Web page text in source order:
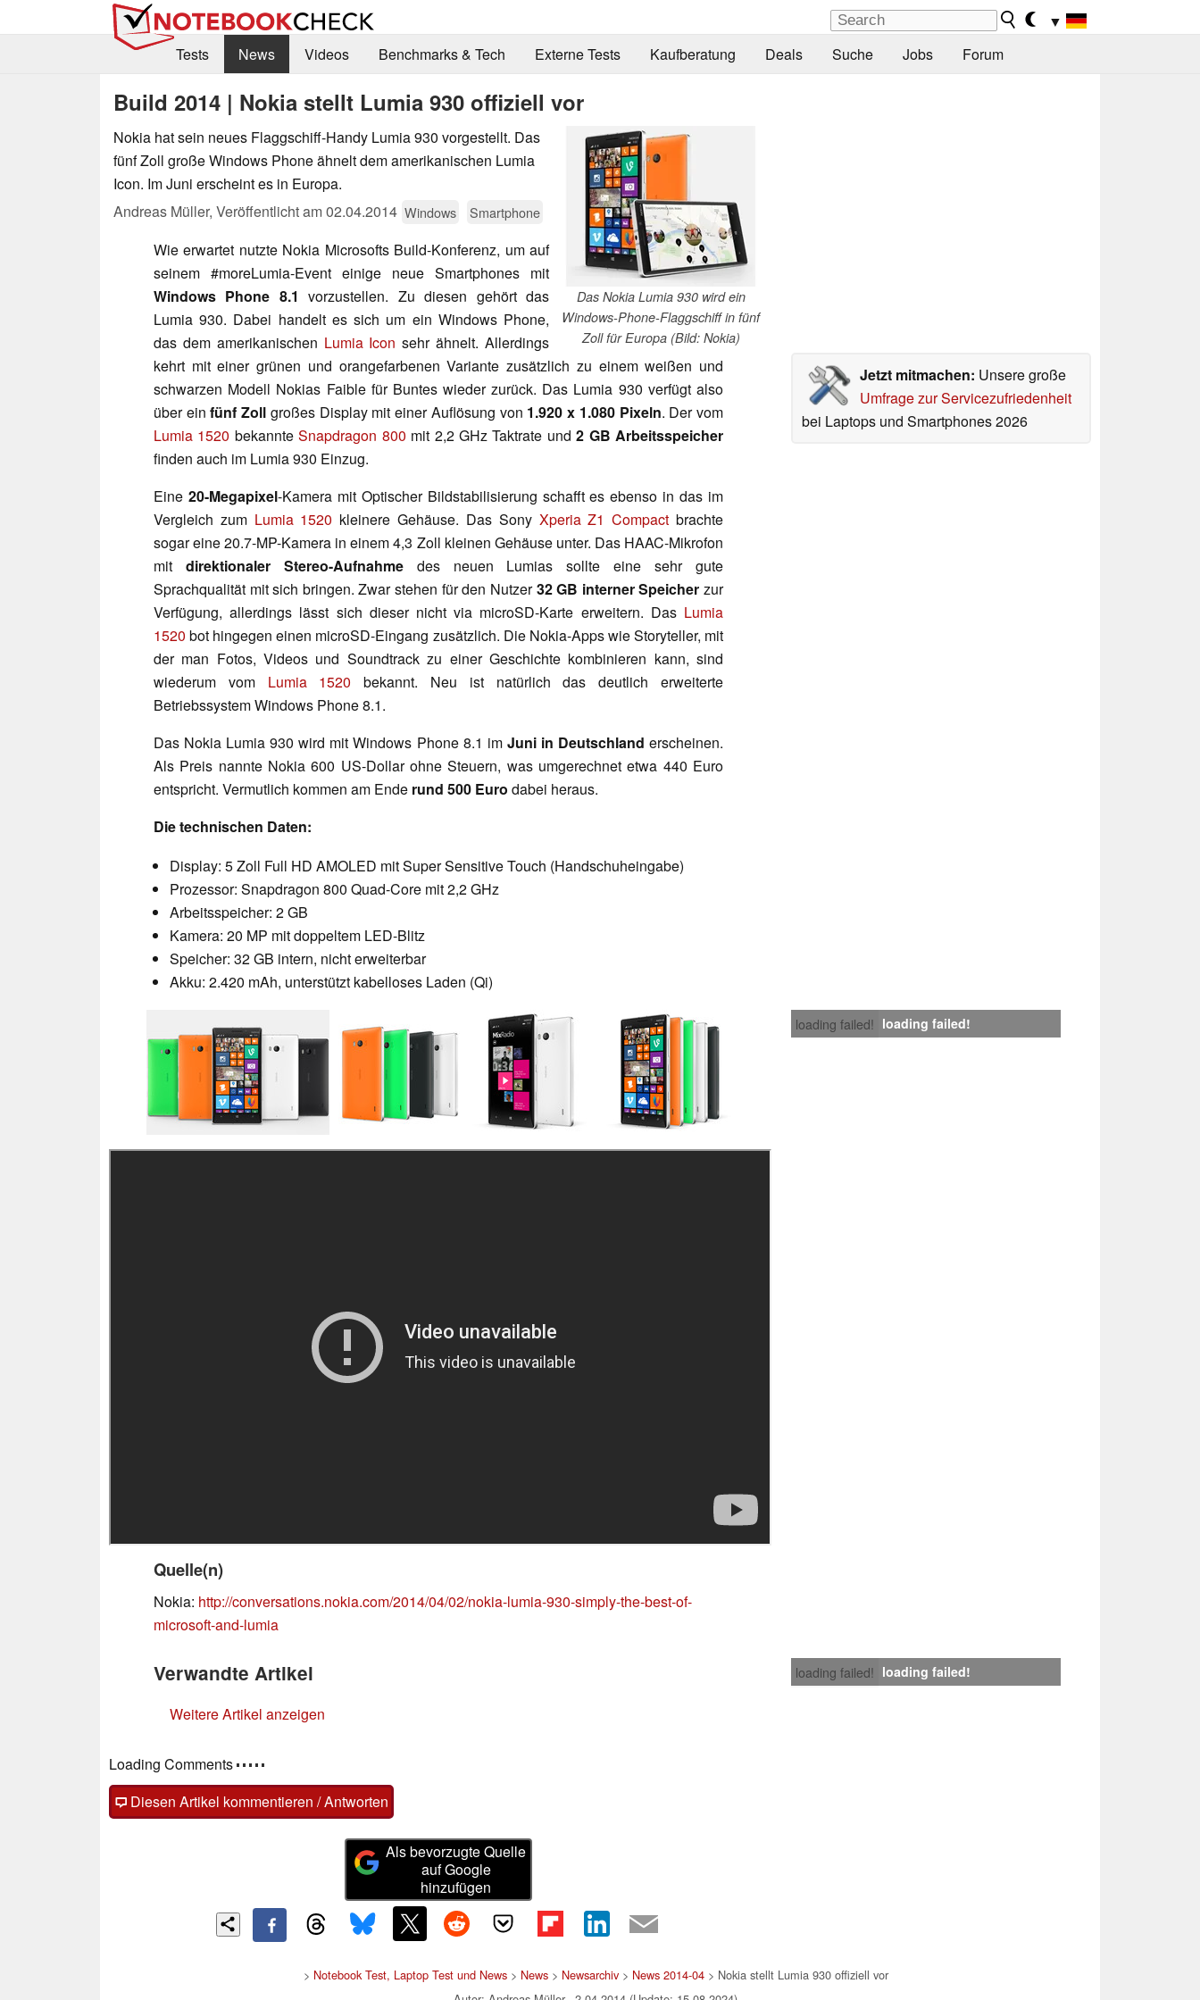
▼
Tests
News Videos Benchmarks & Tech Externe Tests Kaufberatung Deals Suche Jobs Forum
Build 2014 | Nokia stellt Lumia 930 offiziell vor
Das Nokia Lumia 930 wird ein
Windows-Phone-Flaggschiff in fünf
Zoll für Europa (Bild: Nokia)
Nokia hat sein neues Flaggschiff-Handy Lumia 930 vorgestellt. Das
fünf Zoll große Windows Phone ähnelt dem amerikanischen Lumia
Icon. Im Juni erscheint es in Europa.
Andreas Müller, Veröffentlicht am02.04.2014 Windows Smartphone
Jetzt mitmachen: Unsere große
Umfrage zur Servicezufriedenheit
bei Laptops und Smartphones 2026
Wie erwartet nutzte Nokia Microsofts Build-Konferenz, um auf
seinem #moreLumia-Event einige neue Smartphones mit
Windows Phone 8.1 vorzustellen. Zu diesen gehört das
Lumia 930. Dabei handelt es sich um ein Windows Phone,
das dem amerikanischen Lumia Icon sehr ähnelt. Allerdings
kehrt mit einer grünen und orangefarbenen Variante zusätzlich zu einem weißen und
schwarzen Modell Nokias Faible für Buntes wieder zurück. Das Lumia 930 verfügt also
über einfünf Zoll großes Display mit einer Auflösung von 1.920 x 1.080 Pixeln. Der vom
Lumia 1520 bekannteSnapdragon 800 mit 2,2 GHz Taktrate und2 GB Arbeitsspeicher
finden auch im Lumia 930 Einzug.
Eine 20-Megapixel-Kamera mit Optischer Bildstabilisierung schafft es ebenso in das im
Vergleich zum Lumia 1520 kleinere Gehäuse. Das Sony Xperia Z1 Compact brachte
sogar eine 20.7-MP-Kamera in einem 4,3 Zoll kleinen Gehäuse unter. Das HAAC-Mikrofon
mit direktionaler Stereo-Aufnahmedes neuen Lumias sollte eine sehr gute
Sprachqualität mit sich bringen. Zwar stehen für den Nutzer32 GB interner Speicher zur
Verfügung, allerdings lässt sich dieser nicht via microSD-Karte erweitern. Das Lumia
1520 bot hingegen einen microSD-Eingang zusätzlich. Die Nokia-Apps wie Storyteller, mit
der man Fotos, Videos und Soundtrack zu einer Geschichte kombinieren kann, sind
wiederum vom Lumia 1520 bekannt. Neu ist natürlich das deutlich erweiterte
Betriebssystem Windows Phone 8.1.
Das Nokia Lumia 930 wird mit Windows Phone 8.1 im Juni in Deutschland erscheinen.
Als Preis nannte Nokia 600 US-Dollar ohne Steuern, was umgerechnet etwa 440 Euro
entspricht. Vermutlich kommen am Ende rund 500 Euro dabei heraus.
Die technischen Daten:
Display: 5 Zoll Full HD AMOLED mit Super Sensitive Touch (Handschuheingabe)
Prozessor: Snapdragon 800 Quad-Core mit 2,2 GHz
Arbeitsspeicher: 2 GB
Kamera: 20 MP mit doppeltem LED-Blitz
Speicher: 32 GB intern, nicht erweiterbar
Akku: 2.420 mAh, unterstützt kabelloses Laden (Qi)
loading failed! loading failed!
Quelle(n)
Nokia: http://conversations.nokia.com/2014/04/02/nokia-lumia-930-simply-the-best-of-
microsoft-and-lumia
loading failed! loading failed!
Verwandte Artikel
Weitere Artikel anzeigen
Loading Comments
Diesen Artikel kommentieren / Antworten
Als bevorzugte Quelle
auf Google
hinzufügen
> Notebook Test, Laptop Test und News> News> Newsarchiv> News 2014-04> Nokia stellt Lumia 930 offiziell vor